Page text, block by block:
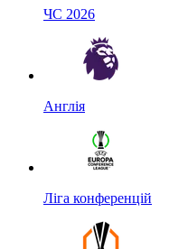
ЧС 2026
Англія
Ліга конференцій